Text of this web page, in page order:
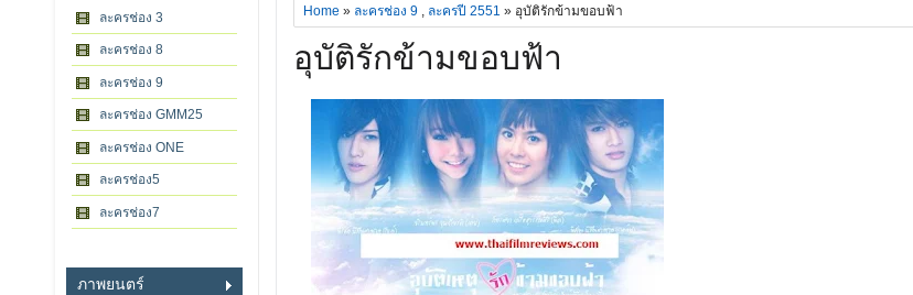
ละครช่อง 3
ละครช่อง 8
ละครช่อง 9
ละครช่อง GMM25
ละครช่อง ONE
ละครช่อง5
ละครช่อง7
ภาพยนตร์
Home » ละครช่อง 9, ละครปี 2551 » อุบัติรักข้ามขอบฟ้า
อุบัติรักข้ามขอบฟ้า